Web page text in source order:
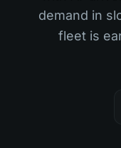
demand in
fleet is